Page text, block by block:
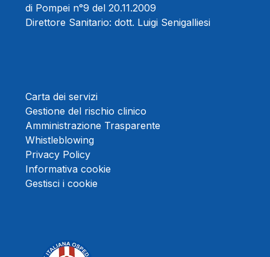
di Pompei n°9 del 20.11.2009
Direttore Sanitario: dott. Luigi Senigalliesi
Carta dei servizi
Gestione del rischio clinico
Amministrazione Trasparente
Whistleblowing
Privacy Policy
Informativa cookie
Gestisci i cookie